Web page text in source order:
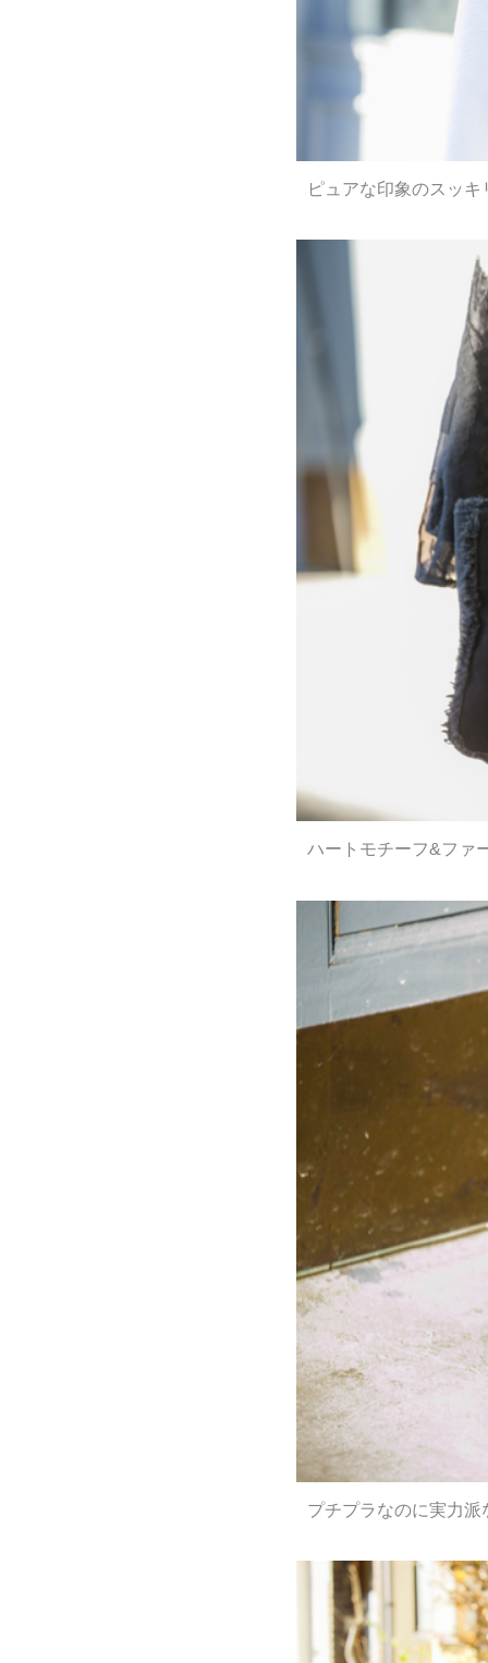
ピュアな印象のスッ
ハートモチーフ&ファ
プチプラなのに実力